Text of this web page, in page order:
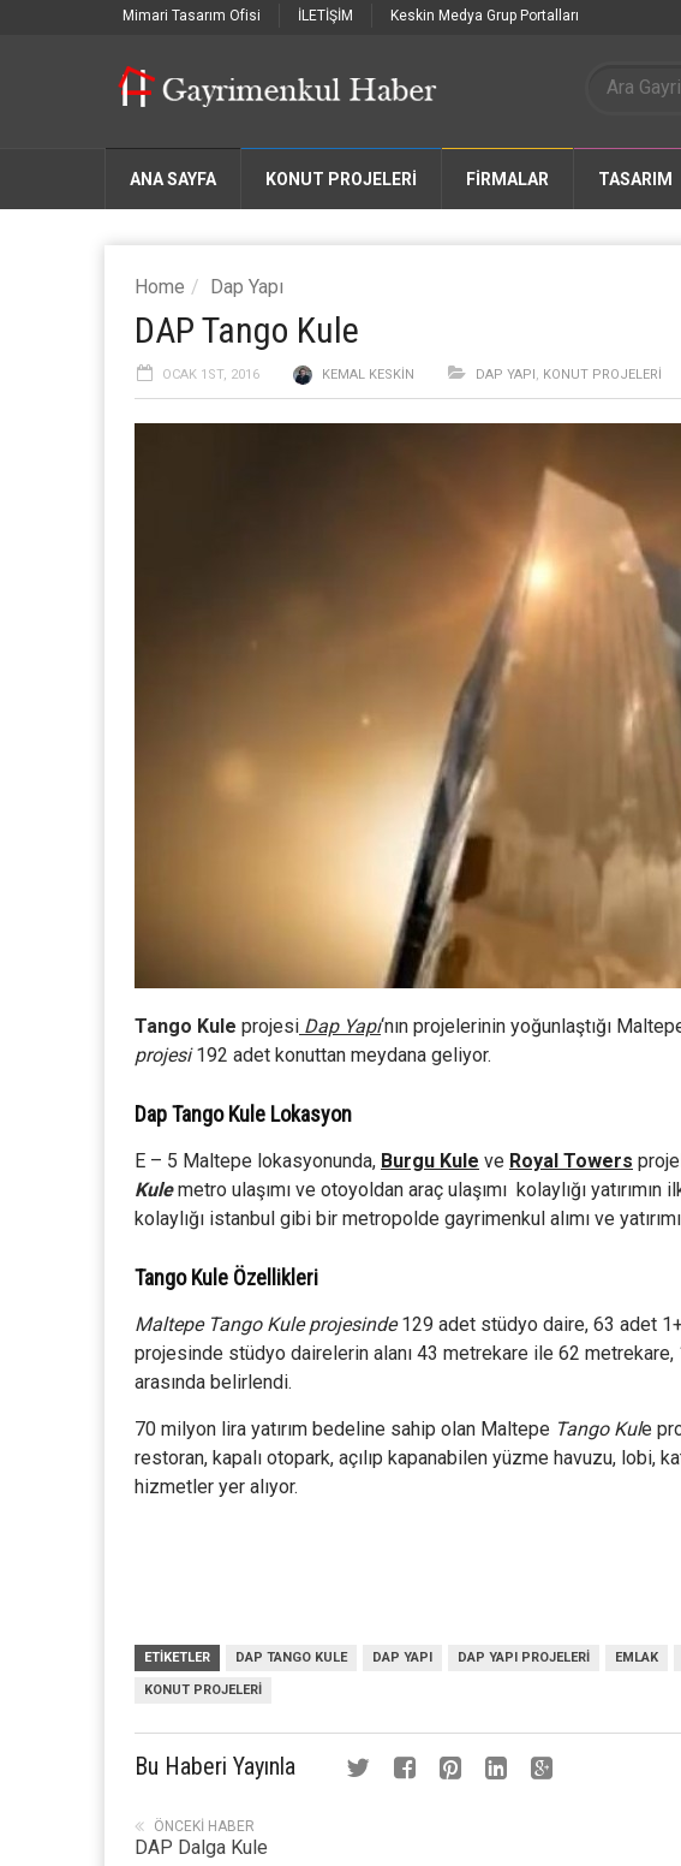
Mimari Tasarım Ofisi İLETİŞİM Keskin Medya Grup Portalları
ANA SAYFA KONUT PROJELERİ FIRMALAR TASARIM
Home Dap Yapı
DAP Tango Kule
OCAK 1ST, 2016 KEMAL KESKIN DAP YAPI, KONUT PROJELERI
Tango Kule projesi Dap Yapı‘nın projelerinin yoğunlaştığı
projesi192 adet konuttan meydana geliyor.
Dap Tango Kule Lokasyon
E – 5 Maltepe lokasyonunda, Burgu Kule ve Royal Towers
Kulemetro ulaşımı ve otoyoldan araç ulaşımı kolaylığı yatırımın
kolaylığı istanbul gibi bir metropolde gayrimenkul alımı ve
Tango Kule Özellikleri
Maltepe Tango Kule projesinde129 adet stüdyo daire, 63 adet
projesinde stüdyo dairelerin alanı 43 metrekare ile 62
arasında belirlendi.
70 milyon lira yatırım bedeline sahip olan Maltepe Tango Kule
restoran, kapalı otopark, açılıp kapanabilen yüzme havuzu, lobi,
hizmetler yer alıyor.
ETIKETLER DAP TANGO KULE DAP YAPI DAP YAPI PROJELERI EMLAK
KONUT PROJELERI
Bu Haberi Yayınla
ÖNCEKI HABER
DAP Dalga Kule